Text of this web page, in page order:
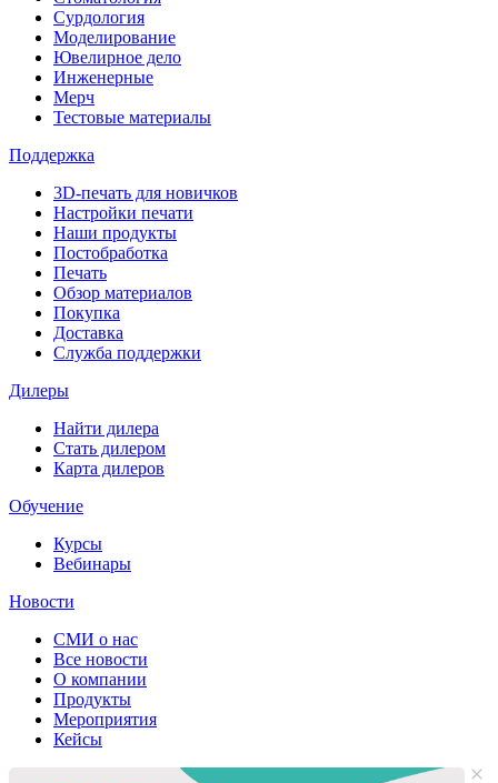
Сурдология
Моделирование
Ювелирное дело
Инженерные
Мерч
Тестовые материалы
Поддержка
3D-печать для новичков
Настройки печати
Наши продукты
Постобработка
Печать
Обзор материалов
Покупка
Доставка
Служба поддержки
Дилеры
Найти дилера
Cтать дилером
Карта дилеров
Обучение
Курсы
Вебинары
Новости
СМИ о нас
Все новости
О компании
Продукты
Мероприятия
Кейсы